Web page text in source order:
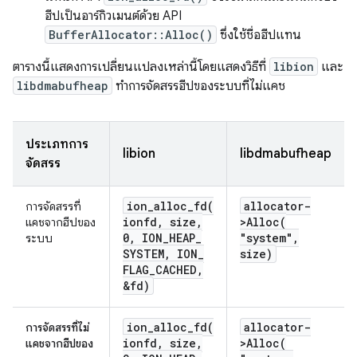
ฮีปเป็นอาร์กิวเมนต์ด้วย API
BufferAllocator::Alloc() ซึ่งใช้ชื่อฮีปแทน
ตารางนี้แสดงการเปลี่ยนแปลงเหล่านี้โดยแสดงวิธีที่ libion และ
libdmabufheap ทำการจัดสรรฮีปของระบบที่ไม่แคช
ประเภทการ
จัดสรร
libion libdmabufheap
การจัดสรรที่
แคชจากฮีปของ
ระบบ
ion_alloc_fd(
ionfd , size ,
0, ION_HEAP_
SYSTEM, ION_
FLAG_CACHED ,
&fd)
allocator-
>Alloc(
"system" ,
size)
การจัดสรรที่ไม่
แคชจากฮีปของ
ion_alloc_fd(
ionfd , size ,
allocator-
>Alloc(